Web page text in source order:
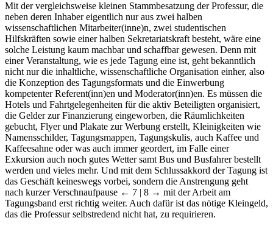
Mit der vergleichsweise kleinen Stammbesatzung der Professur, die
neben deren Inhaber eigentlich nur aus zwei halben
wissenschaftlichen Mitarbeiter(inne)n, zwei studentischen
Hilfskräften sowie einer halben Sekretariatskraft besteht, wäre eine
solche Leistung kaum machbar und schaffbar gewesen. Denn mit
einer Veranstaltung, wie es jede Tagung eine ist, geht bekanntlich
nicht nur die inhaltliche, wissenschaftliche Organisation einher, also
die Konzeption des Tagungsformats und die Einwerbung
kompetenter Referent(inn)en und Moderator(inn)en. Es müssen die
Hotels und Fahrtgelegenheiten für die aktiv Beteiligten organisiert,
die Gelder zur Finanzierung eingeworben, die Räumlichkeiten
gebucht, Flyer und Plakate zur Werbung erstellt, Kleinigkeiten wie
Namensschilder, Tagungsmappen, Tagungskulis, auch Kaffee und
Kaffeesahne oder was auch immer geordert, im Falle einer
Exkursion auch noch gutes Wetter samt Bus und Busfahrer bestellt
werden und vieles mehr. Und mit dem Schlussakkord der Tagung ist
das Geschäft keineswegs vorbei, sondern die Anstrengung geht
nach kurzer Verschnaufpause ← 7 | 8 → mit der Arbeit am
Tagungsband erst richtig weiter. Auch dafür ist das nötige Kleingeld,
das die Professur selbstredend nicht hat, zu requirieren.